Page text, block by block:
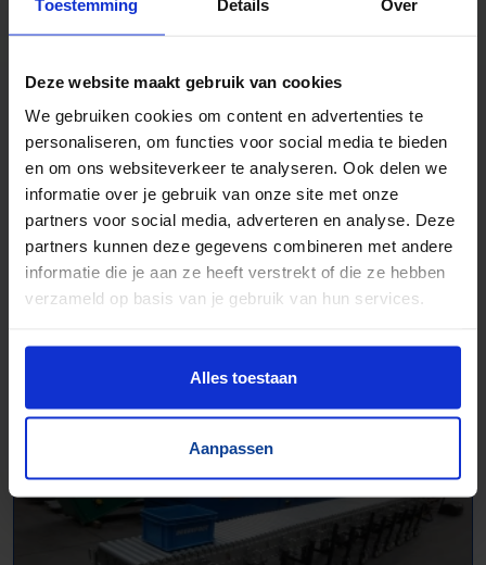
Toestemming Details Over
Deze website maakt gebruik van cookies
We gebruiken cookies om content en advertenties te
personaliseren, om functies voor social media te bieden
en om ons websiteverkeer te analyseren. Ook delen we
informatie over je gebruik van onze site met onze
partners voor social media, adverteren en analyse. Deze
partners kunnen deze gegevens combineren met andere
informatie die je aan ze heeft verstrekt of die ze hebben
verzameld op basis van je gebruik van hun services.
Alles toestaan
Aanpassen